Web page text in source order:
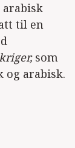
til en
som
og arabisk.